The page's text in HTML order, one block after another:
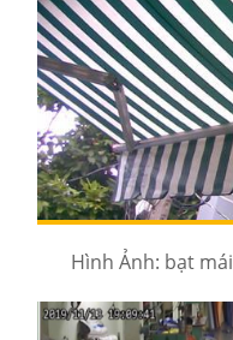
Hình Ảnh: bạt